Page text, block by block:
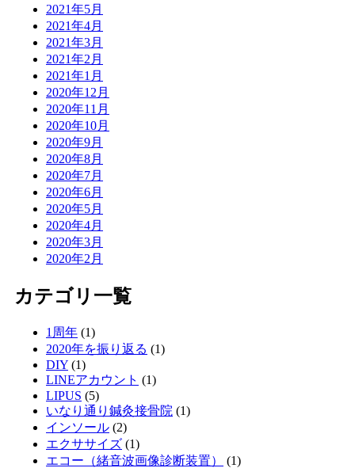
2021年5月
2021年4月
2021年3月
2021年2月
2021年1月
2020年12月
2020年11月
2020年10月
2020年9月
2020年8月
2020年7月
2020年6月
2020年5月
2020年4月
2020年3月
2020年2月
カテゴリ一覧
1周年 (1)
2020年を振り返る (1)
DIY (1)
LINEアカウント (1)
LIPUS (5)
いなり通り鍼灸接骨院 (1)
インソール (2)
エクササイズ (1)
エコー（緒音波画像診断装置）
(1)